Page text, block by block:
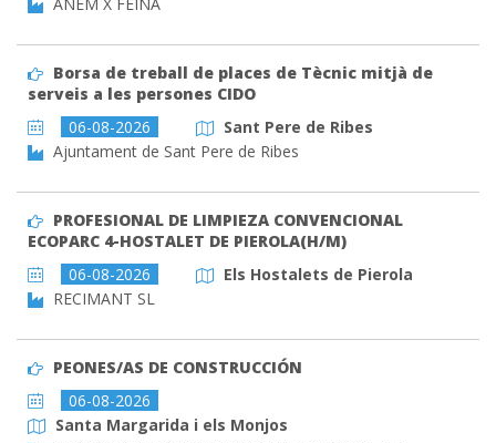
Borsa de treball de places de Tècnic mitjà de
serveis a les persones CIDO
06-08-2026
Sant Pere de Ribes
Ajuntament de Sant Pere de Ribes
PROFESIONAL DE LIMPIEZA CONVENCIONAL
ECOPARC 4-HOSTALET DE PIEROLA(H/M)
06-08-2026
Els Hostalets de Pierola
RECIMANT SL
PEONES/AS DE CONSTRUCCIÓN
06-08-2026
Santa Margarida i els Monjos